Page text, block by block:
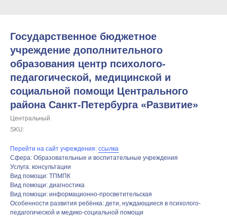
Государственное бюджетное
учреждение дополнительного
образования центр психолого-
педагогической, медицинской и
социальной помощи Центрального
района Санкт-Петербурга «Развитие»
Центральный
SKU:
Перейти на сайт учреждения: ссылка
Сфера: Образовательные и воспитательные учреждения
Услуга: консультации
Вид помощи: ТПМПК
Вид помощи: диагностика
Вид помощи: информационно-просветительская
Особенности развития ребёнка: дети, нуждающиеся в психолого-
педагогической и медико-социальной помощи